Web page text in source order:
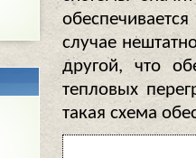
случае
другой, что
тепловых
такая схема